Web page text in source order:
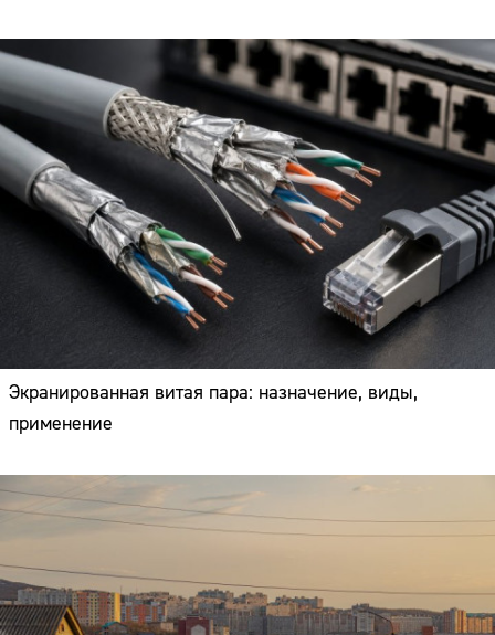
Экранированная витая пара: назначение, виды,
применение